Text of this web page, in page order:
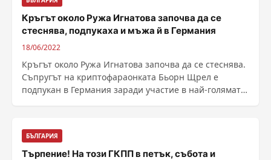
Кръгът около Ружа Игнатова започва да се
стеснява, подпукаха и мъжа й в Германия
18/06/2022
Кръгът около Ружа Игнатова започва да се стеснява.
Съпругът на криптофараонката Бьорн Щрел е
подпукан в Германия заради участие в най-голямата
БЪЛГАРИЯ
Търпение! На този ГКПП в петък, събота и